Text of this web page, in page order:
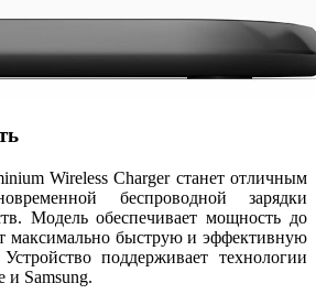
Wireless Charger станет отличным
беспроводной зарядки
Модель обеспечивает мощность до
максимально быструю и эффективную
поддерживает технологии
и Samsung.